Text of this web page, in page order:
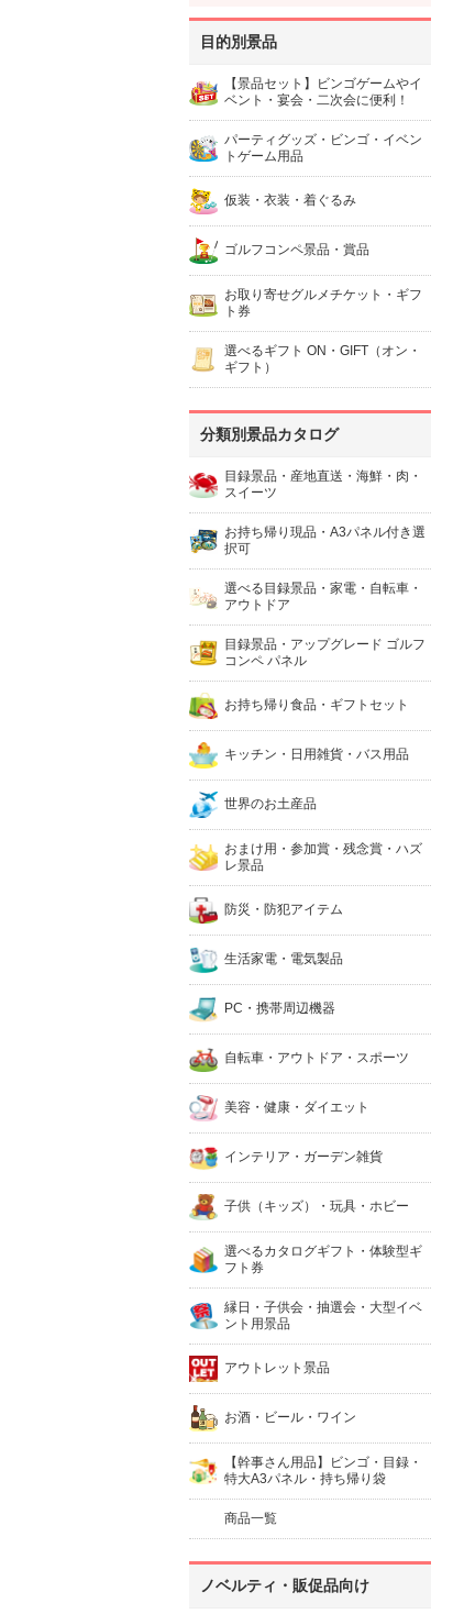
目的別景品
【景品セット】ビンゴゲームやイ
ベント・宴会・二次会に便利！
パーティグッズ・ビンゴ・イベン
トゲーム用品
仮装・衣装・着ぐるみ
ゴルフコンペ景品・賞品
お取り寄せグルメチケット・ギフ
ト券
選べるギフト ON・GIFT（オン・
ギフト）
分類別景品カタログ
目録景品・産地直送・海鮮・肉・
スイーツ
お持ち帰り現品・A3パネル付き選
択可
選べる目録景品・家電・自転車・
アウトドア
目録景品・アップグレード ゴルフ
コンペ パネル
お持ち帰り食品・ギフトセット
キッチン・日用雑貨・バス用品
世界のお土産品
おまけ用・参加賞・残念賞・ハズ
レ景品
防災・防犯アイテム
生活家電・電気製品
PC・携帯周辺機器
自転車・アウトドア・スポーツ
美容・健康・ダイエット
インテリア・ガーデン雑貨
子供（キッズ）・玩具・ホビー
選べるカタログギフト・体験型ギ
フト券
縁日・子供会・抽選会・大型イベ
ント用景品
アウトレット景品
お酒・ビール・ワイン
【幹事さん用品】ビンゴ・目録・
特大A3パネル・持ち帰り袋
商品一覧
ノベルティ・販促品向け